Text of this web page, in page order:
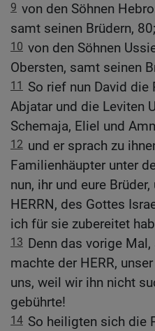
9 von den Söhnen
samt seinen Brüdern, 80;
10 von den Söhnen
Obersten, samt seinen
11
So rief nun David die
Abjatar und die Leviten
Schemaja, Eliel und
12 und er sprach zu
Familienhäupter unter
nun, ihr und eure
HERRN, des Gottes
ich für sie zubereitet
13 Denn das vorige
machte der HERR,
uns, weil wir ihn nicht
gebührte!
14 So heiligten sich die